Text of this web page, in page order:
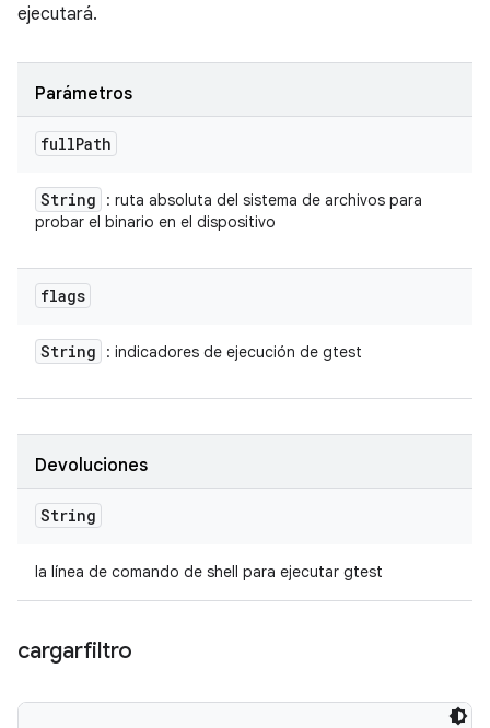
ejecutará.
Parámetros
fullPath
String
: ruta absoluta del sistema de archivos para
probar el binario en el dispositivo
flags
String : indicadores de ejecución de gtest
Devoluciones
String
la línea de comando de shell para ejecutar gtest
cargarfiltro